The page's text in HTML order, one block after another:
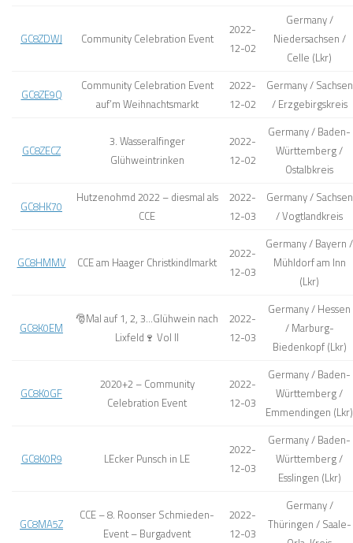
GC8ZDWJ Community Celebration Event
2022-
12-02
Germany /
Niedersachsen /
Celle (Lkr)
GC8ZE9Q
Community Celebration Event
auf’m Weihnachtsmarkt
2022-
12-02
Germany / Sachsen
/ Erzgebirgskreis
GC8ZECZ
3. Wasseralfinger
Glühweintrinken
2022-
12-02
Germany / Baden-
Württemberg /
Ostalbkreis
GC8HK70
Hutzenohmd 2022 – diesmal als
CCE
2022-
12-03
Germany / Sachsen
/ Vogtlandkreis
GC8HMMV CCE am Haager Christkindlmarkt
2022-
12-03
Germany / Bayern /
Mühldorf am Inn
(Lkr)
GC8K0EM
🎅Mal auf 1, 2, 3…Glühwein nach
Lixfeld🍷 Vol II
2022-
12-03
Germany / Hessen
/ Marburg-
Biedenkopf (Lkr)
GC8K0GF
2020+2 – Community
Celebration Event
2022-
12-03
Germany / Baden-
Württemberg /
Emmendingen (Lkr)
GC8K0R9 LEcker Punsch in LE
2022-
12-03
Germany / Baden-
Württemberg /
Esslingen (Lkr)
GC8MA5Z
CCE – 8. Roonser Schmieden-
Event – Burgadvent
2022-
12-03
Germany /
Thüringen / Saale-